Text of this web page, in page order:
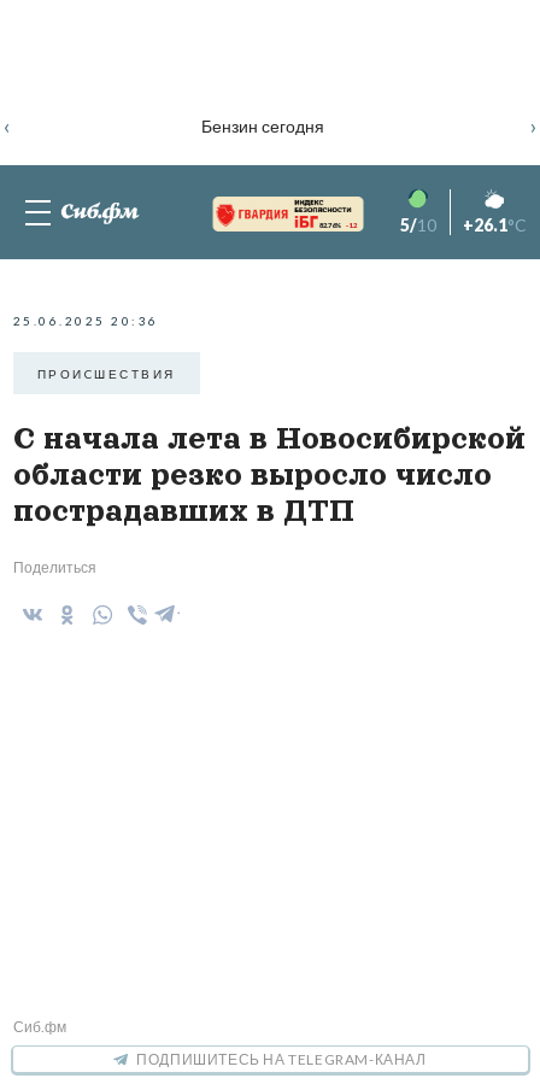
Бензин сегодня
‹ ›
82.76% -1.2 5/10 +26.1°C
25.06.2025 20:36
ПРОИCШЕСТВИЯ
С начала лета в Новосибирской
области резко выросло число
пострадавших в ДТП
Поделиться
Сиб.фм
ПОДПИШИТЕСЬ НА TELEGRAM-КАНАЛ